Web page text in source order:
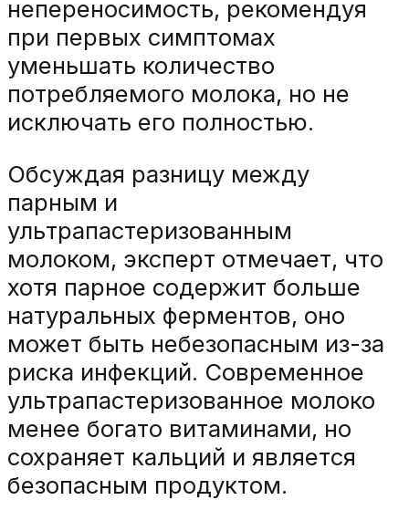
непереносимость, рекомендуя
при первых симптомах
уменьшать количество
потребляемого молока, но не
исключать его полностью.
Обсуждая разницу между
парным и
ультрапастеризованным
молоком, эксперт отмечает, что
хотя парное содержит больше
натуральных ферментов, оно
может быть небезопасным из-за
риска инфекций. Современное
ультрапастеризованное молоко
менее богато витаминами, но
сохраняет кальций и является
безопасным продуктом.